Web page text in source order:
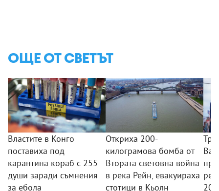
ОЩЕ ОТ СВЕТЪТ
Властите в Конго
поставиха под
карантина кораб с 255
души заради съмнения
за ебола
Откриха 200-
килограмова бомба от
Втората световна война
в река Рейн, евакуираха
стотици в Кьолн